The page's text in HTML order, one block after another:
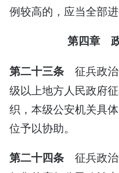
例较高的，应当全部进
第四章
第二十三条 征兵政
级以上地方人民政府
织，本级公安机关具
位予以协助。
第二十四条 征兵政